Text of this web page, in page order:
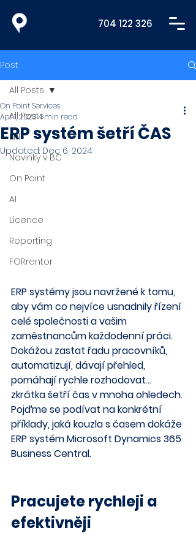
704 122 326
Post
All Posts
ERP
Novinky v BC
On Point
AI
Licence
Reporting
FORrentor
All Posts
ERP systém šetří ČAS
On Point Services
Apr 1, 20234 min read
Updated: Dec 6, 2024
ERP systémy jsou navržené k tomu,
aby vám co nejvíce usnadnily řízení
celé společnosti a vašim
zaměstnancům každodenní práci.
Dokážou zastat řadu pracovníků,
automatizují, dávají přehled,
pomáhají rychle rozhodovat…
zkrátka šetří čas v mnoha ohledech.
Pojďme se podívat na konkrétní
příklady, jaká kouzla s časem dokáže
ERP systém Microsoft Dynamics 365
Business Central.
Pracujete rychleji a
efektivněji